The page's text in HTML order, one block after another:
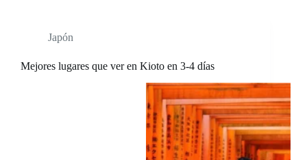
Japón
Mejores lugares que ver en Kioto en 3-4 días